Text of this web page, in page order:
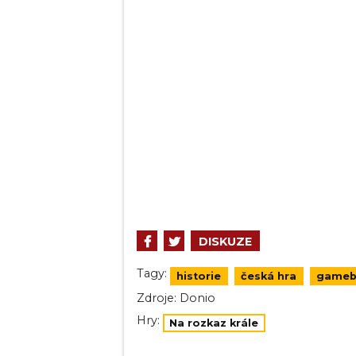
DISKUZE
Tagy: historie česká hra
Zdroje: Donio
Hry:
Na rozkaz krále